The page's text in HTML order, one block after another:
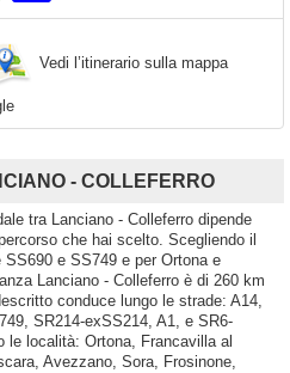
Vedi l’itinerario sulla mappa
- COLLEFERRO
tra Lanciano - Colleferro dipende
che hai scelto. Scegliendo il
SS690 e SS749 e per Ortona e
Lanciano - Colleferro è di 260 km
conduce lungo le strade: A14,
SR214-exSS214, A1, e SR6-
le località: Ortona, Francavilla al
Avezzano, Sora, Frosinone,